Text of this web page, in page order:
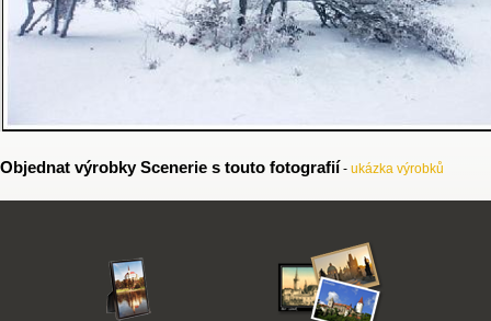
Objednat výrobky Scenerie s touto fotografií - ukázka výrobků